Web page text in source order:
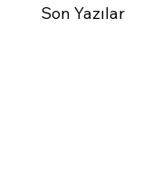
Son Yazılar